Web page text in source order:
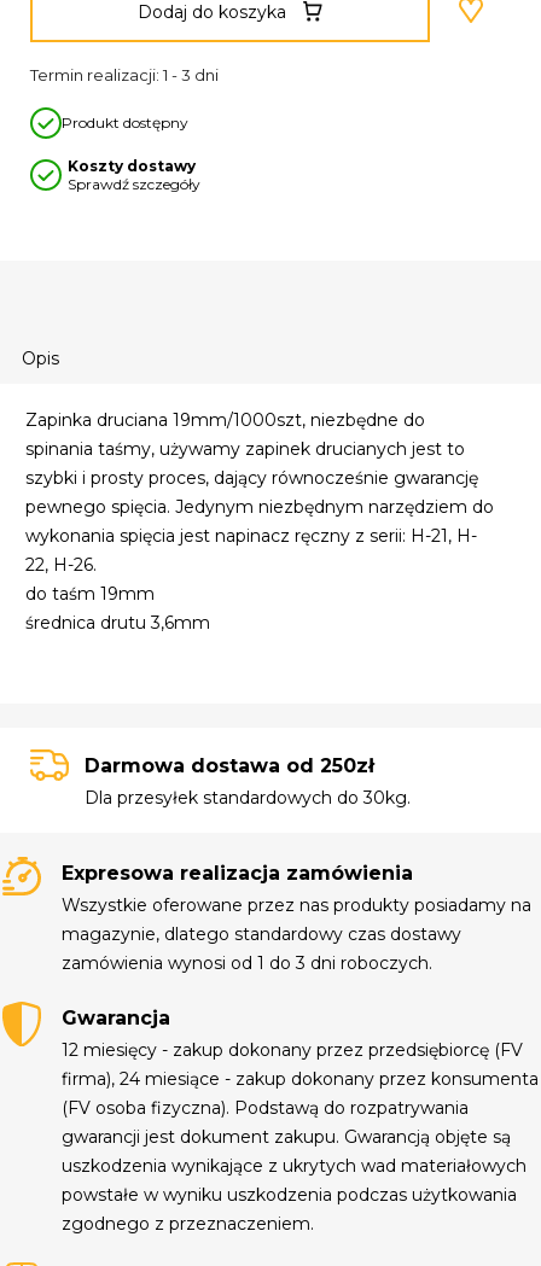
Opis
Zapinka druciana 19mm/1000szt, niezbędne do
spinania taśmy, używamy zapinek drucianych jest to
szybki i prosty proces, dający równocześnie gwarancję
pewnego spięcia. Jedynym niezbędnym narzędziem do
wykonania spięcia jest napinacz ręczny z serii: H-21, H-
22, H-26.
do taśm 19mm
średnica drutu 3,6mm
Darmowa dostawa od 250zł
Dla przesyłek standardowych do 30kg.
Expresowa realizacja zamówienia
Wszystkie oferowane przez nas produkty posiadamy na
magazynie, dlatego standardowy czas dostawy
zamówienia wynosi od 1 do 3 dni roboczych.
Gwarancja
12 miesięcy - zakup dokonany przez przedsiębiorcę (FV
firma), 24 miesiące - zakup dokonany przez konsumenta
(FV osoba fizyczna). Podstawą do rozpatrywania
gwarancji jest dokument zakupu. Gwarancją objęte są
uszkodzenia wynikające z ukrytych wad materiałowych
powstałe w wyniku uszkodzenia podczas użytkowania
zgodnego z przeznaczeniem.
Dodaj do koszyka
Termin realizacji: 1 - 3 dni
Produkt dostępny
Koszty dostawy
Sprawdź szczegóły